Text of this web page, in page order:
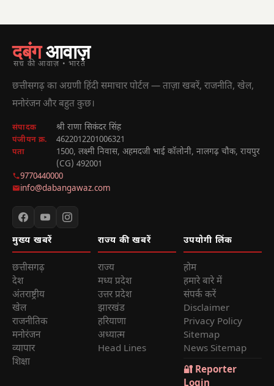
दबंगआवाज़
सच की आवाज़ • भारत
छत्तीसगढ़ का अग्रणी हिंदी समाचार पोर्टल — ताज़ा खबरें, राजनीति, खेल,
मनोरंजन और बहुत कुछ।
संपादक श्री राणा सिकंदर सिंह
पंजीयन क्र. 4622012201006321
पता
1500, लक्ष्मी निवास, अहमदजी भाई कॉलोनी, नालगढ़ चौक, रायपुर
(CG) 492001
9770440000
info@dabangawaz.com
मुख्य खबरें
छत्तीसगढ़
देश
अंतराष्ट्रीय
खेल
राजनीतिक
मनोरंजन
व्यापार
शिक्षा
राज्य की खबरें
राज्य
मध्य प्रदेश
उत्तर प्रदेश
झारखंड
हरियाणा
अध्यात्म
Head Lines
उपयोगी लिंक
होम
हमारे बारे में
संपर्क करें
Disclaimer
Privacy Policy
Sitemap
News Sitemap
🔐 Reporter
Login